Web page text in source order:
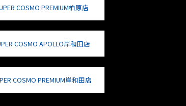
COSMO PREMIUM柏原店
COSMO APOLLO岸和田店
COSMO PREMIUM岸和田店